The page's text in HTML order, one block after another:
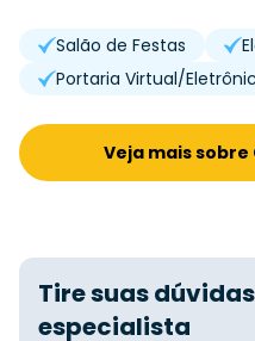
Salão de Festas
Portaria Virtual/
Veja mais
Tire suas
especialista